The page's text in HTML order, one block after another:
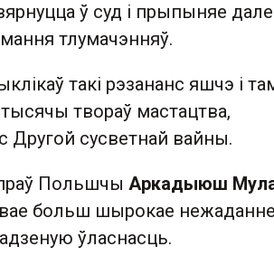
ў суд і прыпыняе
тлумачэнняў.
такі рэзананс яшчэ і
твораў мастацтва,
Другой сусветнай вайны.
Польшчы Аркадыюш
больш шырокае нежаданне
ўласнасць.